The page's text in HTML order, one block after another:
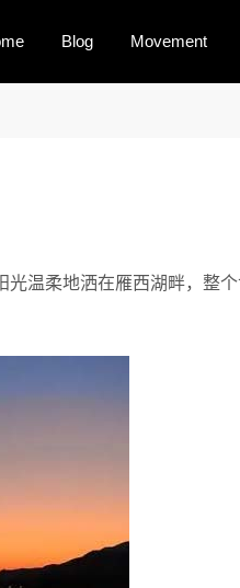
Blog Movement
温柔地洒在雁西湖畔，整